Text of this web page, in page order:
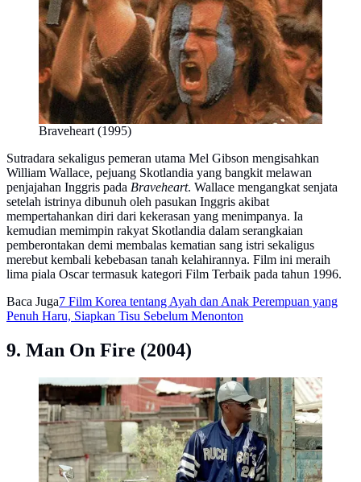
Braveheart (1995)
Sutradara sekaligus pemeran utama Mel Gibson mengisahkan
William Wallace, pejuang Skotlandia yang bangkit melawan
penjajahan Inggris pada Braveheart. Wallace mengangkat senjata
setelah istrinya dibunuh oleh pasukan Inggris akibat
mempertahankan diri dari kekerasan yang menimpanya. Ia
kemudian memimpin rakyat Skotlandia dalam serangkaian
pemberontakan demi membalas kematian sang istri sekaligus
merebut kembali kebebasan tanah kelahirannya. Film ini meraih
lima piala Oscar termasuk kategori Film Terbaik pada tahun 1996.
Baca Juga7 Film Korea tentang Ayah dan Anak Perempuan yang
Penuh Haru, Siapkan Tisu Sebelum Menonton
9. Man On Fire (2004)